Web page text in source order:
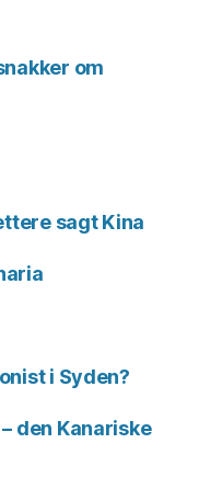
om
sagt Kina
i Syden?
den Kanariske